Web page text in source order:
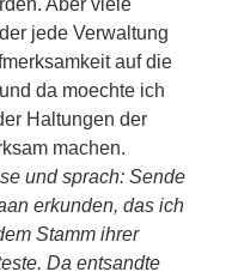
Aber viele
jede Verwaltung
auf die
da moechte ich
Haltungen der
machen.
und sprach: Sende
erkunden, das ich
Stamm ihrer
Da entsandte